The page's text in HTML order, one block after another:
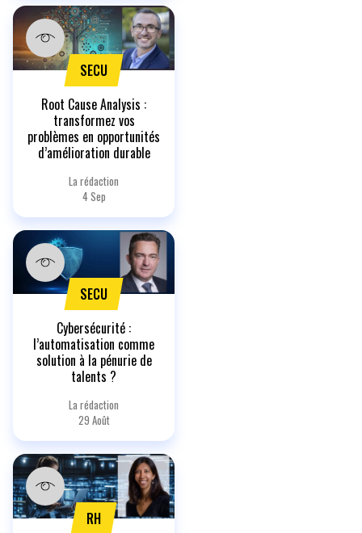
SECU
Root Cause Analysis :
transformez vos
problèmes en opportunités
d’amélioration durable
La rédaction
4 Sep
SECU
Cybersécurité :
l’automatisation comme
solution à la pénurie de
talents ?
La rédaction
29 Août
RH